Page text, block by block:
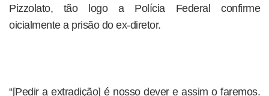
Pizzolato, tão logo a Polícia Federal confirme
oicialmente a prisão do ex-diretor.
“[Pedir a extradição] é nosso dever e assim o faremos.